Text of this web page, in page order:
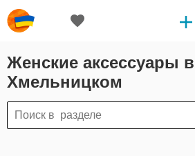
Женские аксессуары в
Хмельницком